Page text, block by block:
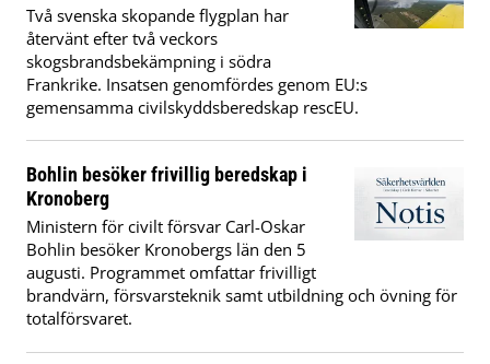
Två svenska skopande flygplan har
återvänt efter två veckors
skogsbrandsbekämpning i södra
Frankrike. Insatsen genomfördes genom EU:s
gemensamma civilskyddsberedskap rescEU.
Bohlin besöker frivillig beredskap i
Kronoberg
Ministern för civilt försvar Carl-Oskar
Bohlin besöker Kronobergs län den 5
augusti. Programmet omfattar frivilligt
brandvärn, försvarsteknik samt utbildning och övning för
totalförsvaret.